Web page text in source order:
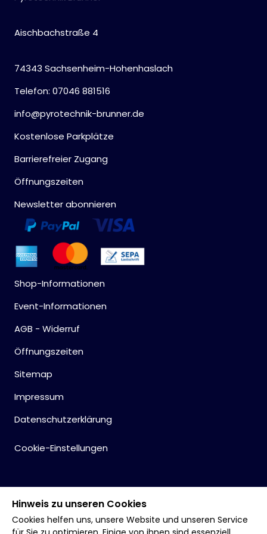
Aischbachstraße 4
74343 Sachsenheim-Hohenhaslach
Telefon: 07046 881516
info@pyrotechnik-brunner.de
Kostenlose Parkplätze
Barrierefreier Zugang
Öffnungszeiten
Newsletter abonnieren
Shop-Informationen
Event-Informationen
AGB - Widerruf
Öffnungszeiten
Sitemap
Impressum
Datenschutzerklärung
Cookie-Einstellungen
Hinweis zu unseren Cookies
Cookies helfen uns, unsere Website und unseren Service